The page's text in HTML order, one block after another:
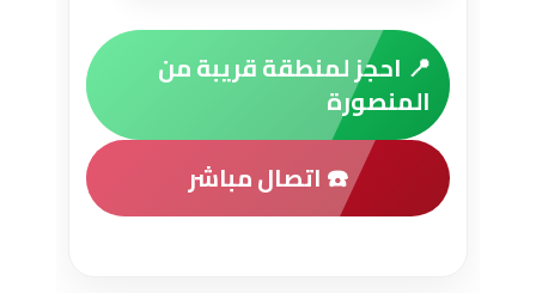
📍 احجز لمنطقة قريبة من
المنصورة
☎️ اتصال مباشر
سيارات SUV وسيدان وفانات